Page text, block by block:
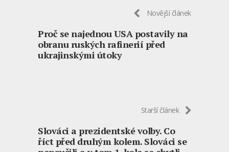
Novější článek
Proč se najednou USA postavily na
obranu ruských rafinerií před
ukrajinskými útoky
Starší článek
Slováci a prezidentské volby. Co
říct před druhým kolem. Slováci se